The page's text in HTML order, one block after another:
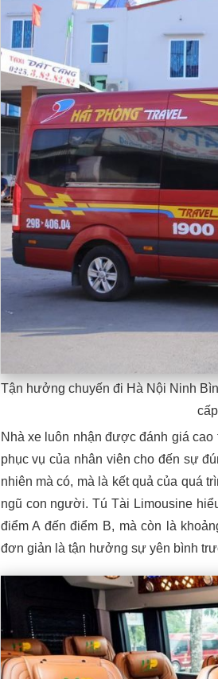
Tận hưởng chuyến đi Hà Nội Ninh
Nhà xe luôn nhận được đánh giá
phục vụ của nhân viên cho đến sự
nhiên mà có, mà là kết quả của quá
ngũ con người. Tú Tài Limousine
điểm A đến điểm B, mà còn là
đơn giản là tận hưởng sự yên bình